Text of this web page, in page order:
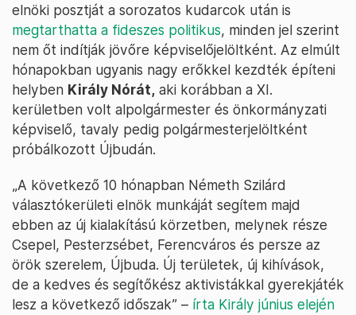
elnöki posztját a sorozatos kudarcok után is
megtarthatta a fideszes politikus, minden jel szerint
nem őt indítják jövőre képviselőjelöltként. Az elmúlt
hónapokban ugyanis nagy erőkkel kezdték építeni
helyben Király Nórát, aki korábban a XI.
kerületben volt alpolgármester és önkormányzati
képviselő, tavaly pedig polgármesterjelöltként
próbálkozott Újbudán.
„A következő 10 hónapban Németh Szilárd
választókerületi elnök munkáját segítem majd
ebben az új kialakítású körzetben, melynek része
Csepel, Pesterzsébet, Ferencváros és persze az
örök szerelem, Újbuda. Új területek, új kihívások,
de a kedves és segítőkész aktivistákkal gyerekjáték
lesz a következő időszak” – írta Király június elején